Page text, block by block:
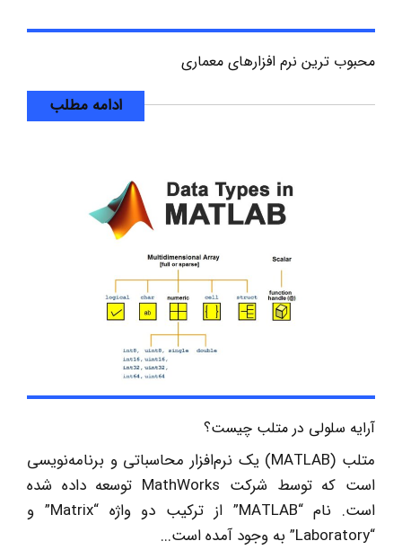
محبوب ترین نرم افزارهای معماری
ادامه مطلب
آرایه سلولی در متلب چیست؟
متلب (MATLAB) یک نرم‌افزار محاسباتی و برنامه‌نویسی
است که توسط شرکت MathWorks توسعه داده شده
است. نام “MATLAB” از ترکیب دو واژه “Matrix” و
“Laboratory” به وجود آمده است...